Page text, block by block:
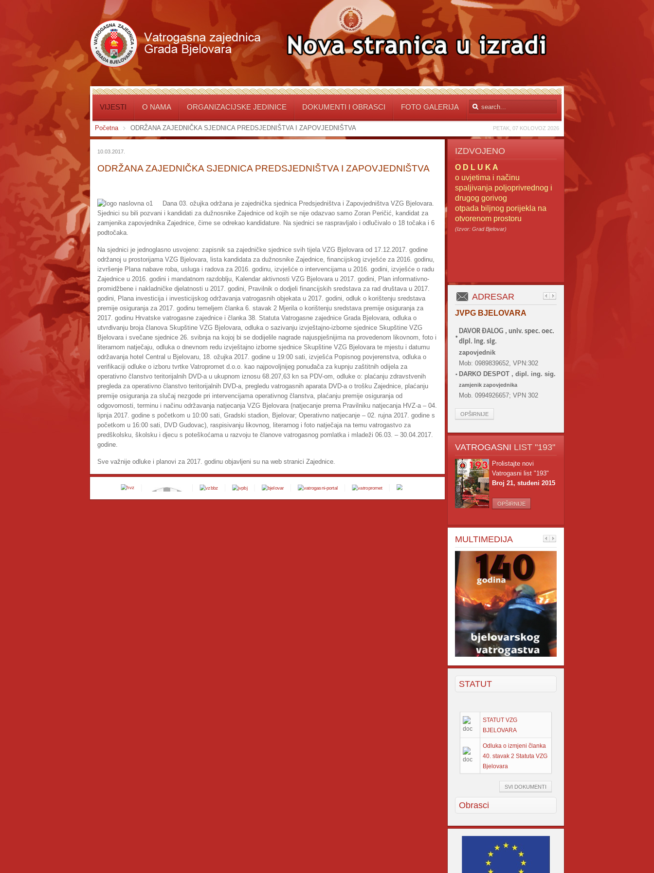
VIJESTI O NAMA ORGANIZACIJSKE JEDINICE DOKUMENTI I OBRASCI FOTO GALERIJA
PETAK, 07 KOLOVOZ 2026
Početna ODRŽANA ZAJEDNIČKA SJEDNICA PREDSJEDNIŠTVA I ZAPOVJEDNIŠTVA
10.03.2017.
ODRŽANA ZAJEDNIČKA SJEDNICA PREDSJEDNIŠTVA I ZAPOVJEDNIŠTVA
Dana 03. ožujka održana je zajednička sjednica Predsjedništva i Zapovjedništva VZG Bjelovara.
Sjednici su bili pozvani i kandidati za dužnosnike Zajednice od kojih se nije odazvao samo Zoran Peričić, kandidat za
zamjenika zapovjednika Zajednice, čime se odrekao kandidature. Na sjednici se raspravljalo i odlučivalo o 18 točaka i 6
podtočaka.
Na sjednici je jednoglasno usvojeno: zapisnik sa zajedničke sjednice svih tijela VZG Bjelovara od 17.12.2017. godine
održanoj u prostorijama VZG Bjelovara, lista kandidata za dužnosnike Zajednice, financijskog izvješće za 2016. godinu,
izvršenje Plana nabave roba, usluga i radova za 2016. godinu, izvješće o intervencijama u 2016. godini, izvješće o radu
Zajednice u 2016. godini i mandatnom razdoblju, Kalendar aktivnosti VZG Bjelovara u 2017. godini, Plan informativno-
promidžbene i nakladničke djelatnosti u 2017. godini, Pravilnik o dodjeli financijskih sredstava za rad društava u 2017.
godini, Plana investicija i investicijskog održavanja vatrogasnih objekata u 2017. godini, odluk o korištenju sredstava
premije osiguranja za 2017. godinu temeljem članka 6. stavak 2 Mjerila o korištenju sredstava premije osiguranja za
2017. godinu Hrvatske vatrogasne zajednice i članka 38. Statuta Vatrogasne zajednice Grada Bjelovara, odluka o
utvrđivanju broja članova Skupštine VZG Bjelovara, odluka o sazivanju izvještajno-izborne sjednice Skupštine VZG
Bjelovara i svečane sjednice 26. svibnja na kojoj bi se dodijelile nagrade najuspješnijima na provedenom likovnom, foto i
literarnom natječaju, odluka o dnevnom redu izvještajno izborne sjednice Skupštine VZG Bjelovara te mjestu i datumu
održavanja hotel Central u Bjelovaru, 18. ožujka 2017. godine u 19:00 sati, izvješća Popisnog povjerenstva, odluka o
verifikaciji odluke o izboru tvrtke Vatropromet d.o.o. kao najpovoljnijeg ponuđača za kupnju zaštitnih odijela za
operativno članstvo teritorijalnih DVD-a u ukupnom iznosu 68.207,63 kn sa PDV-om, odluke o: plaćanju zdravstvenih
pregleda za operativno članstvo teritorijalnih DVD-a, pregledu vatrogasnih aparata DVD-a o trošku Zajednice, plaćanju
premije osiguranja za slučaj nezgode pri intervencijama operativnog članstva, plaćanju premije osiguranja od
odgovornosti, terminu i načinu održavanja natjecanja VZG Bjelovara (natjecanje prema Pravilniku natjecanja HVZ-a – 04.
lipnja 2017. godine s početkom u 10:00 sati, Gradski stadion, Bjelovar; Operativno natjecanje – 02. rujna 2017. godine s
početkom u 16:00 sati, DVD Gudovac), raspisivanju likovnog, literarnog i foto natječaja na temu vatrogastvo za
predškolsku, školsku i djecu s poteškoćama u razvoju te članove vatrogasnog pomlatka i mladeži 06.03. – 30.04.2017.
godine.
Sve važnije odluke i planovi za 2017. godinu objavljeni su na web stranici Zajednice.
IZDVOJENO
O D L U K A
o uvjetima i načinu
spaljivanja poljoprivrednog i
drugog gorivog
otpada biljnog porijekla na
otvorenom prostoru
(Izvor: Grad Bjelovar)
ADRESAR
JVPG BJELOVARA
•
DAVOR ĐALOG , univ. spec. oec.
dipl. ing. sig.
zapovjednik
Mob: 0989839652, VPN:302
• DARKO DESPOT , dipl. ing. sig.
zamjenik zapovjednika
Mob. 0994926657; VPN 302
OPŠIRNIJE
VATROGASNI LIST "193"
Prolistajte novi
Vatrogasni list "193"
Broj 21, studeni 2015
OPŠIRNIJE
MULTIMEDIJA
STATUT
STATUT VZG
BJELOVARA
Odluka o izmjeni članka
40. stavak 2 Statuta VZG
Bjelovara
SVI DOKUMENTI
Obrasci